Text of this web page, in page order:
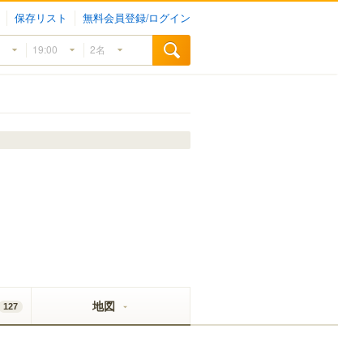
保存リスト 無料会員登録/ログイン
127 地図